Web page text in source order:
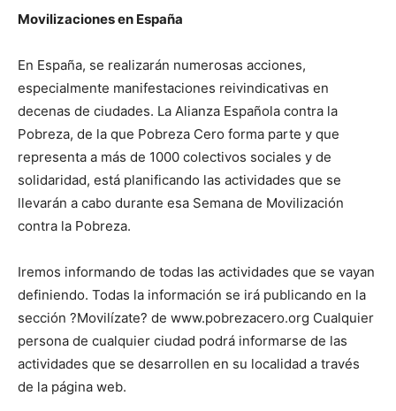
Movilizaciones en España
En España, se realizarán numerosas acciones,
especialmente manifestaciones reivindicativas en
decenas de ciudades. La Alianza Española contra la
Pobreza, de la que Pobreza Cero forma parte y que
representa a más de 1000 colectivos sociales y de
solidaridad, está planificando las actividades que se
llevarán a cabo durante esa Semana de Movilización
contra la Pobreza.
Iremos informando de todas las actividades que se vayan
definiendo. Todas la información se irá publicando en la
sección ?Movilízate? de www.pobrezacero.org Cualquier
persona de cualquier ciudad podrá informarse de las
actividades que se desarrollen en su localidad a través
de la página web.